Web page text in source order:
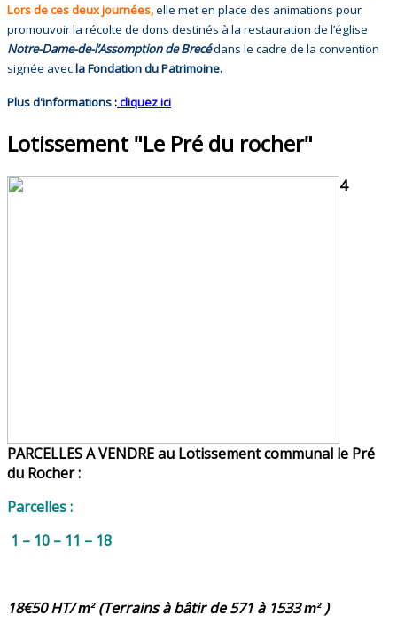
Lors de ces deux journées,elle met en place des animations pour
promouvoir la récolte de dons destinés à la restauration de l’église
Notre-Dame-de-l’Assomption de Brecédans le cadre de la convention
signée avecla Fondation du Patrimoine.
Plus d'informations:cliquez ici
Lotissement "Le Pré du rocher"
4
PARCELLES A VENDRE au Lotissement communal le Pré
du Rocher :
Parcelles :
1 – 10 – 11 – 18
18€50 HT/m²(Terrains à bâtir de 571 à 1533m²)